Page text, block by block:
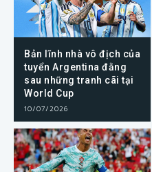
Bản lĩnh nhà vô địch của
tuyển Argentina đằng
sau những tranh cãi tại
World Cup
10/07/2026